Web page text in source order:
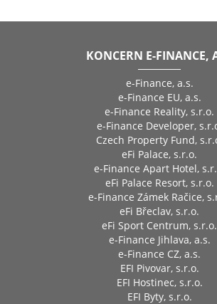
KONCERN E-FINANCE,
e-Finance, a.s.
e-Finance EU, a.s.
e-Finance Reality, s.r.o.
e-Finance Developer,
Czech Property Fund,
eFi Palace, s.r.o.
e-Finance Apart Hotel,
eFi Palace Resort, s.r.o.
e-Finance Zámek Račice,
eFi Břeclav, s.r.o.
eFi Sport Centrum, s.r.o.
e-Finance Jihlava, a.s.
e-Finance CZ, a.s.
EFI Pivovar, s.r.o.
EFI Hostinec, s.r.o.
EFI Byty, s.r.o.